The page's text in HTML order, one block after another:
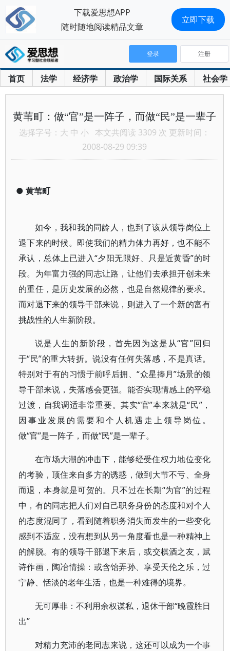
首页 法学 经济学 政治学 国际关系 社会学
登录 注册
黄苇町：做“官”是一阵子，而做“民”是一辈子
选择字号： 大 中 小 本文共阅读 3309 次 更新时间：
2008-08-29 09:39
● 黄苇町
如今，我和我的同龄人，也到了该从领导岗位上
退下来的时候。即使我们的精力体力再好，也不能不
承认，总体上已进入“夕阳无限好、只是近黄昏”的时
段。为年富力强的同志让路，让他们去承担开创未来
的重任，是历史发展的必然，也是自然规律的要求。
而对退下来的领导干部来说，则进入了一个新的富有
挑战性的人生新阶段。
说是人生的新阶段，首先因为这是从“官”回归
于“民”的重大转折。说没有任何失落感，不是真话。
特别对于有的习惯于前呼后拥、“众星捧月”场景的领
导干部来说，失落感会更强。能否实现情感上的平稳
过渡，自我调适非常重要。其实“官”本来就是“民”，
因事业发展的需要和个人机遇走上领导岗位。
做“官”是一阵子，而做“民”是一辈子。
在市场大潮的冲击下，能够经受住权力地位变化
的考验，顶住来自多方的诱惑，做到大节不亏、全身
而退，本身就是可贺的。只不过在长期“为官”的过程
中，有的同志把人们对自己职务身份的态度和对个人
的态度混同了，看到随着职务消失而发生的一些变化
感到不适应，没有想到从另一角度看也是一种精神上
的解脱。有的领导干部退下来后，或交棋酒之友，赋
诗作画，陶冶情操：或含饴弄孙、享受天伦之乐，过
宁静、恬淡的老年生活，也是一种难得的境界。
无可厚非：不利用余权谋私，退休干部“晚霞胜日
出”
对精力充沛的老同志来说，这还可以成为一个事
下载爱思想APP
随时随地阅读精品文章
立即下载